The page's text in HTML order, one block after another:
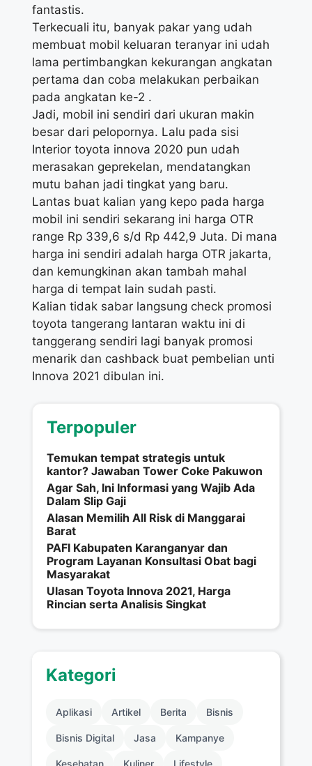
fantastis.
Terkecuali itu, banyak pakar yang udah
membuat mobil keluaran teranyar ini udah
lama pertimbangkan kekurangan angkatan
pertama dan coba melakukan perbaikan
pada angkatan ke-2 .
Jadi, mobil ini sendiri dari ukuran makin
besar dari pelopornya. Lalu pada sisi
Interior toyota innova 2020 pun udah
merasakan geprekelan, mendatangkan
mutu bahan jadi tingkat yang baru.
Lantas buat kalian yang kepo pada harga
mobil ini sendiri sekarang ini harga OTR
range Rp 339,6 s/d Rp 442,9 Juta. Di mana
harga ini sendiri adalah harga OTR jakarta,
dan kemungkinan akan tambah mahal
harga di tempat lain sudah pasti.
Kalian tidak sabar langsung check promosi
toyota tangerang lantaran waktu ini di
tanggerang sendiri lagi banyak promosi
menarik dan cashback buat pembelian unti
Innova 2021 dibulan ini.
Terpopuler
Temukan tempat strategis untuk
kantor? Jawaban Tower Coke Pakuwon
Agar Sah, Ini Informasi yang Wajib Ada
Dalam Slip Gaji
Alasan Memilih All Risk di Manggarai
Barat
PAFI Kabupaten Karanganyar dan
Program Layanan Konsultasi Obat bagi
Masyarakat
Ulasan Toyota Innova 2021, Harga
Rincian serta Analisis Singkat
Kategori
Aplikasi Artikel Berita Bisnis
Bisnis Digital Jasa Kampanye
Kesehatan Kuliner Lifestyle